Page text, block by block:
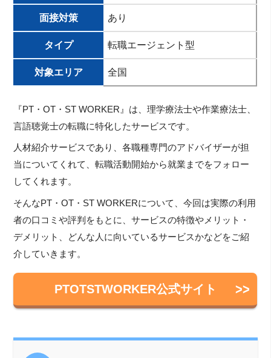
面接対策 あり
タイプ 転職エージェント型
対象エリア 全国
『PT・OT・ST WORKER』は、理学療法士や作業療法士、
言語聴覚士の転職に特化したサービスです。
人材紹介サービスであり、各職種専門のアドバイザーが担
当についてくれて、転職活動開始から就業までをフォロー
してくれます。
そんなPT・OT・ST WORKERについて、今回は実際の利用
者の口コミや評判をもとに、サービスの特徴やメリット・
デメリット、どんな人に向いているサービスかなどをご紹
介していきます。
PTOTSTWORKER公式サイト